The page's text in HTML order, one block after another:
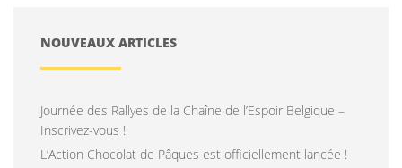
NOUVEAUX ARTICLES
Journée des Rallyes de la Chaîne de l’Espoir Belgique –
Inscrivez-vous !
L’Action Chocolat de Pâques est officiellement lancée !